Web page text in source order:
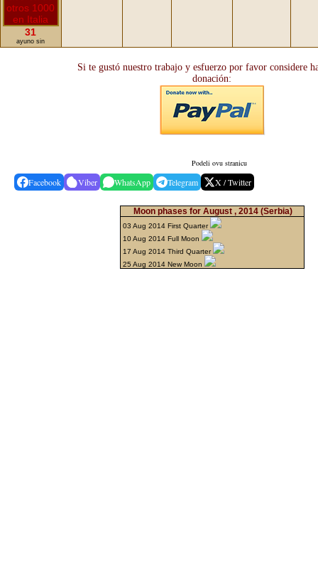
31
ayuno sin
Si te gustó nuestro trabajo y esfuerzo por favor considere
donación:
Podeli ovu stranicu
Facebook Viber WhatsApp Telegram X / Twitter
Moon phases for August , 2014 (Serbia)
03 Aug 2014 First Quarter
10 Aug 2014 Full Moon
17 Aug 2014 Third Quarter
25 Aug 2014 New Moon